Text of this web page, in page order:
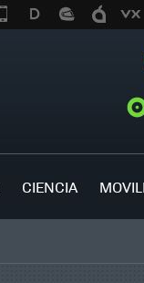
CIENCIA